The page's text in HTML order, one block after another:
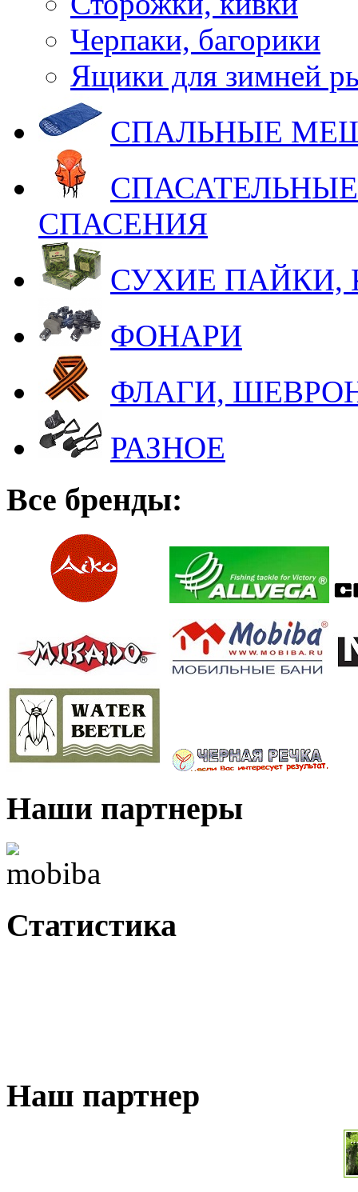
Черпаки, багорики
Ящики для зимней
СПАЛЬНЫЕ
СПАСЕНИЯ
СУХИЕ ПАЙКИ,
ФОНАРИ
ФЛАГИ,
РАЗНОЕ
Все бренды:
Наши партнеры
Статистика
Наш партнер